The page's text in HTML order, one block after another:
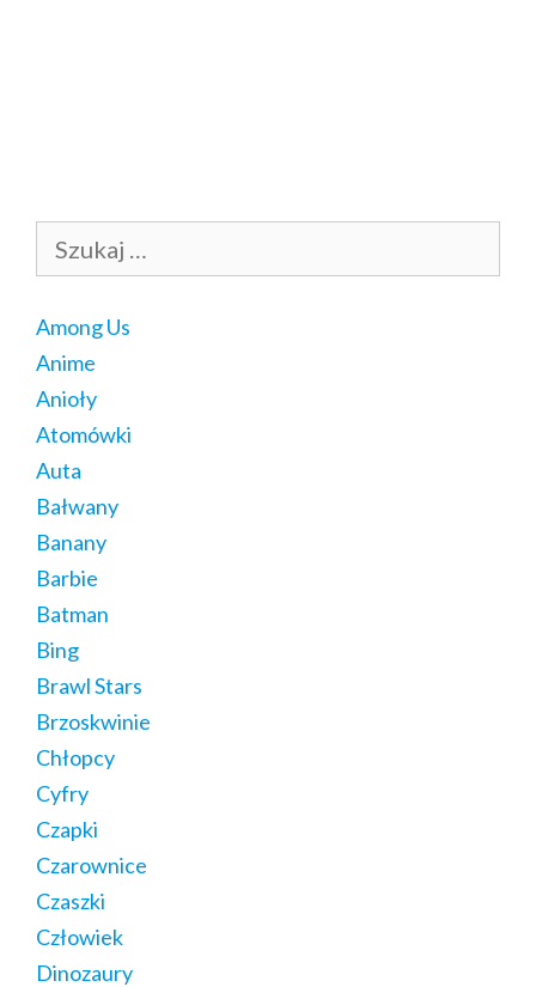
Among Us
Anime
Anioły
Atomówki
Auta
Bałwany
Banany
Barbie
Batman
Bing
Brawl Stars
Brzoskwinie
Chłopcy
Cyfry
Czapki
Czarownice
Czaszki
Człowiek
Dinozaury